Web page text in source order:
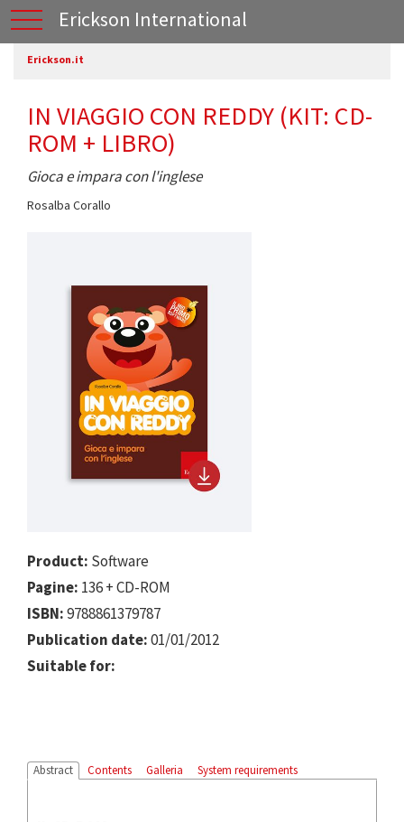
Erickson International
Erickson.it
IN VIAGGIO CON REDDY (KIT: CD-
ROM + LIBRO)
Gioca e impara con l'inglese
Rosalba Corallo
Product: Software
Pagine: 136 + CD-ROM
ISBN:9788861379787
Publication date:01/01/2012
Suitable for:
Abstract Contents Galleria System requirements